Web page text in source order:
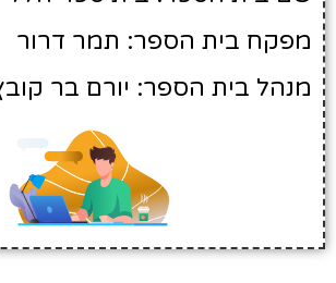
מפקח בית הספר: תמר דרור
מנהל בית הספר: יורם בר קובץ